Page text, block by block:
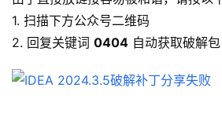
1. 扫描下方公众号二维码
2. 回复关键词 0404 自动获取破解包